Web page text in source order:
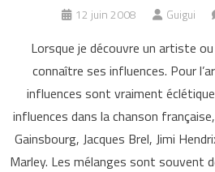
12 juin 2008 Guigui
Lorsque je découvre un artiste ou
connaître ses influences. Pour
influences sont vraiment
influences dans la chanson
Gainsbourg, Jacques Brel, Jimi
Marley. Les mélanges sont